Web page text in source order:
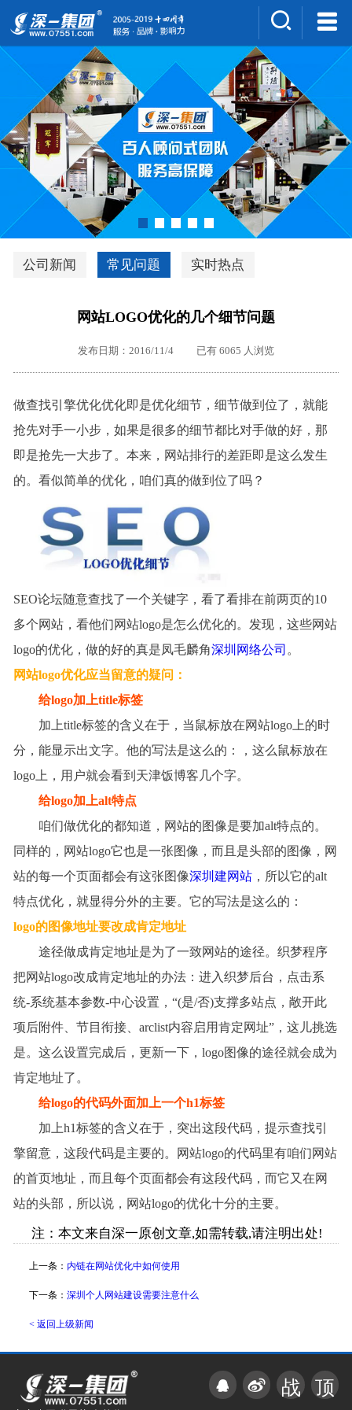
集团介绍
人才招聘
案例展示
新闻中心
深一风采
联系我们
深优通系统V3.0
深一集团优势
外地客户专栏
公司新闻 常见问题 实时热点
网站LOGO优化的几个细节问题
发布日期：2016/11/4 已有 6065 人浏览
做查找引擎优化优化即是优化细节，细节做到位了，就能
抢先对手一小步，如果是很多的细节都比对手做的好，那
即是抢先一大步了。本来，网站排行的差距即是这么发生
的。看似简单的优化，咱们真的做到位了吗？
SEO论坛随意查找了一个关键字，看了看排在前两页的10
多个网站，看他们网站logo是怎么优化的。发现，这些网站
logo的优化，做的好的真是凤毛麟角深圳网络公司 。
网站logo优化应当留意的疑问：
给logo加上title标签
加上title标签的含义在于，当鼠标放在网站logo上的时
分，能显示出文字。他的写法是这么的：，这么鼠标放在
logo上，用户就会看到天津饭博客几个字。
给logo加上alt特点
咱们做优化的都知道，网站的图像是要加alt特点的。
同样的，网站logo它也是一张图像，而且是头部的图像，网
站的每一个页面都会有这张图像深圳建网站，所以它的alt
特点优化，就显得分外的主要。它的写法是这么的：
logo的图像地址要改成肯定地址
途径做成肯定地址是为了一致网站的途径。织梦程序
把网站logo改成肯定地址的办法：进入织梦后台，点击系
统-系统基本参数-中心设置， “(是/否)支撑多站点，敞开此
项后附件、节目衔接、 arclist内容启用肯定网址”，这儿挑选
是。这么设置完成后，更新一下， logo图像的途径就会成为
肯定地址了。
给logo的代码外面加上一个h1标签
加上h1标签的含义在于，突出这段代码，提示查找引
擎留意，这段代码是主要的。网站logo的代码里有咱们网站
的首页地址，而且每个页面都会有这段代码，而它又在网
站的头部，所以说，网站logo的优化十分的主要。
注：本文来自深一原创文章,如需转载,请注明出处!
上一条： 内链在网站优化中如何使用
下一条： 深圳个人网站建设需要注意什么
< 返回上级新闻
战 顶